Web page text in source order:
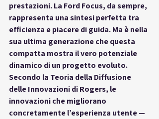
prestazioni. La Ford Focus, da sempre,
rappresenta una sintesi perfetta tra
efficienza e piacere di guida. Ma è nella
sua ultima generazione che questa
compatta mostra il vero potenziale
dinamico di un progetto evoluto.
Secondo la Teoria della Diffusione
delle Innovazioni di Rogers, le
innovazioni che migliorano
concretamente l’esperienza utente —